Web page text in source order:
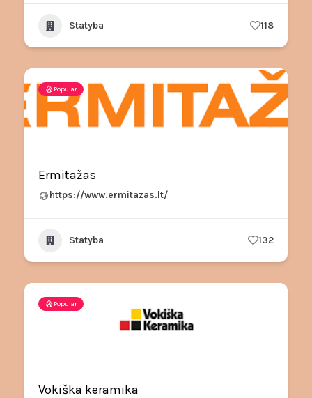
Statyba 118
Popular
Ermitažas
https://www.ermitazas.lt/
Statyba 132
Popular
Vokiška keramika